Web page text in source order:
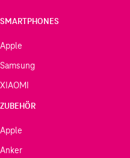
SMARTPHONES
Apple
Samsung
XIAOMI
ZUBEHÖR
Apple
Anker